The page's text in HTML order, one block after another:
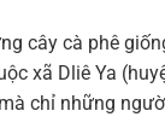
cây cà phê
xã Dliê Ya
chỉ những